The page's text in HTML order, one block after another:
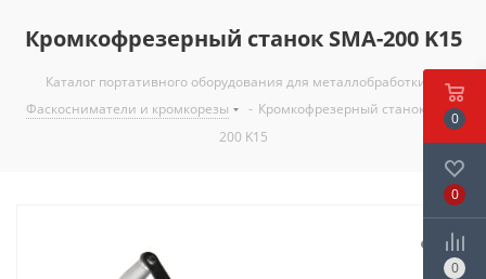
Кромкофрезерный станок SMA-200 K15
Каталог портативного оборудования для металлобработки
Фаскосниматели и кромкорезы
- Кромкофрезерный станок SMA-
200 K15
0
0
0